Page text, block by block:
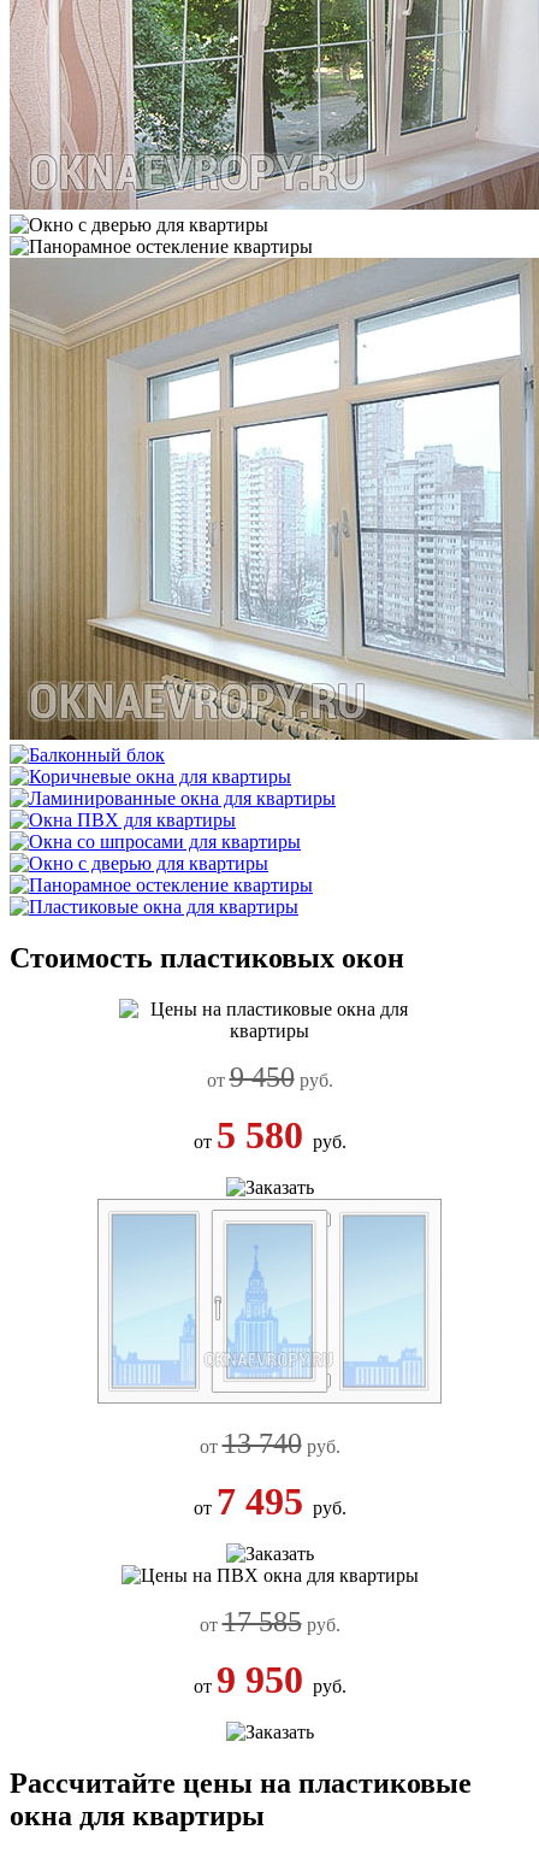
Стоимость пластиковых окон
от9 450руб.
от 5 580 руб.
от13 740руб.
от 7 495 руб.
от17 585руб.
от 9 950 руб.
Рассчитайте цены на пластиковые
окна для квартиры